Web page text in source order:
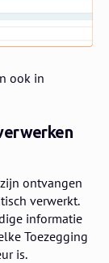
ook in
ontvangen
verwerkt.
informatie
Toezegging
is.